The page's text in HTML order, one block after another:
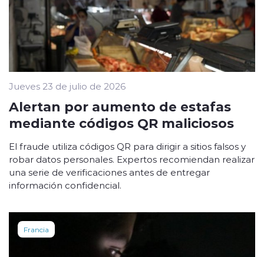
Jueves 23 de julio de 2026
Alertan por aumento de estafas
mediante códigos QR maliciosos
El fraude utiliza códigos QR para dirigir a sitios falsos y
robar datos personales. Expertos recomiendan realizar
una serie de verificaciones antes de entregar
información confidencial.
Francia